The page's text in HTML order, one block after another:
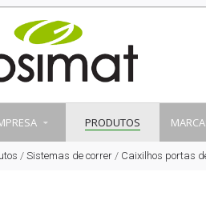
PRODUTOS
/ Sistemas de correr / Caixilhos portas